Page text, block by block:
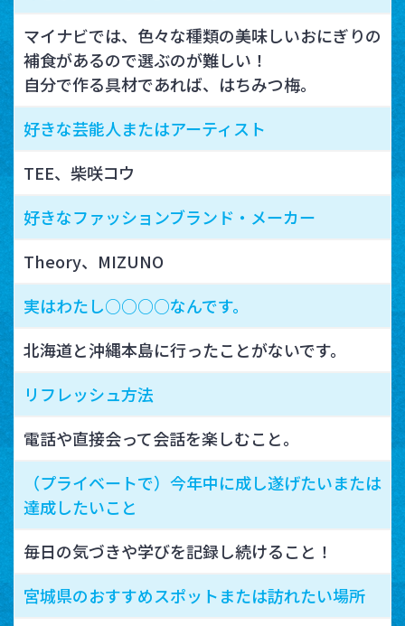
マイナビでは、色々な種類の美味しいおにぎりの
補食があるので選ぶのが難しい！
自分で作る具材であれば、はちみつ梅。
好きな芸能人またはアーティスト
TEE、柴咲コウ
好きなファッションブランド・メーカー
Theory、MIZUNO
実はわたし○○○○なんです。
北海道と沖縄本島に行ったことがないです。
リフレッシュ方法
電話や直接会って会話を楽しむこと。
（プライベートで）今年中に成し遂げたいまたは
達成したいこと
毎日の気づきや学びを記録し続けること！
宮城県のおすすめスポットまたは訪れたい場所